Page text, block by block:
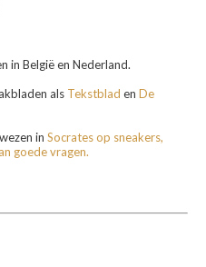
in België en Nederland.
als Tekstblad en De
in Socrates op sneakers,
goede vragen.